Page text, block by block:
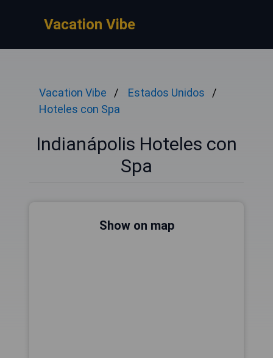
Vacation Vibe
Vacation Vibe
Estados Unidos
Hoteles con Spa
Indianápolis Hoteles con
Spa
Show on map